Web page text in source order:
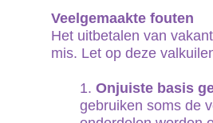
Veelgemaakte fouten
Het uitbetalen van
mis. Let op deze
Onjuiste basis
gebruiken soms de